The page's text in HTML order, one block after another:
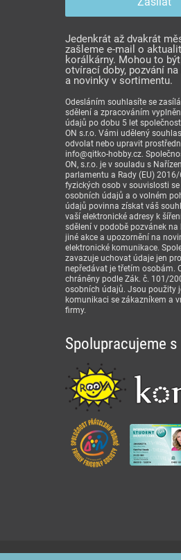
Jedenkrát až dvakrát
zašleme e-mail o
korálkárny. Mohou to
otvírací doby, pozvání
a novinky v sortimentu.
Odesláním souhlasíte se
sdělení a zpracováním
údajů po dobu 5 let
ON s.r.o. Vámi udělený
odvolat nebo upravit
info@qitko-hobby.cz.
ON, s.r.o. je v souladu s
parlamentu a Rady (EU)
fyzických osob v souvislosti
osobních údajů a o volném
údajů povinna získat váš
vaší elektronické adresy k
sdělení v podobě pozvánek na
jiné akce a upozornění na
elektronické komunikace.
zavazuje uchovat údaje jen
nepředávat je třetím osobám.
chráněny podle Zák. č. 101/
osobních údajů. Jsou použity
komunikaci se zákazníkem a
firmy.
Spolupracujeme s